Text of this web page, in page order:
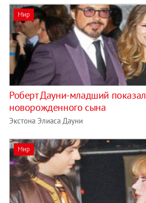
Мир
Роберт Дауни-младший показал
новорожденного сына
Экстона Элиаса Дауни
Мир